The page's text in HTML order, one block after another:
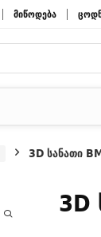
მიწოდება
3D სანათი
3D